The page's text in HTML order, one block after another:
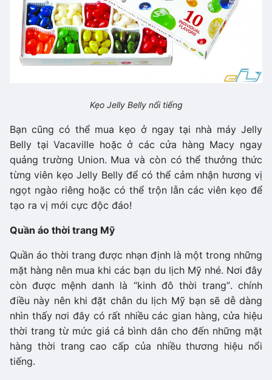
Kẹo Jelly Belly nổi tiếng
Bạn cũng có thể mua kẹo ở ngay tại nhà máy Jelly
Belly tại Vacaville hoặc ở các cửa hàng Macy ngay
quảng trường Union. Mua và còn có thể thưởng thức
từng viên kẹo Jelly Belly để có thể cảm nhận hương vị
ngọt ngào riêng hoặc có thể trộn lẫn các viên kẹo để
tạo ra vị mới cực độc đáo!
Quần áo thời trang Mỹ
Quần áo thời trang được nhạn định là một trong những
mặt hàng nên mua khi các bạn du lịch Mỹ nhé. Nơi đây
còn được mệnh danh là “kinh đô thời trang”. chính
điều này nên khi đặt chân du lịch Mỹ bạn sẽ dễ dàng
nhìn thấy nơi đây có rất nhiều các gian hàng, cửa hiệu
thời trang từ mức giá cả bình dân cho đến những mặt
hàng thời trang cao cấp của nhiều thương hiệu nổi
tiếng.